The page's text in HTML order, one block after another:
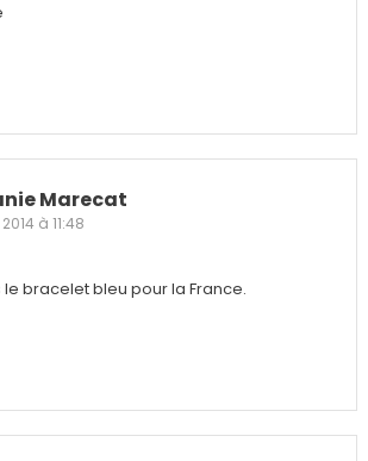
Marecat
à 11:48
le bracelet bleu pour la France.